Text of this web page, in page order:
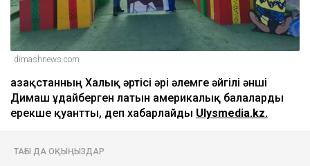
dimashnews.com
Қазақстанның Халық әртісі әрі әлемге әйгілі әнші
Димаш Құдайберген латын америкалық балаларды
ерекше қуантты, деп хабарлайды Ulysmedia.kz.
ТАҒЫ ДА ОҚЫҢЫЗДАР